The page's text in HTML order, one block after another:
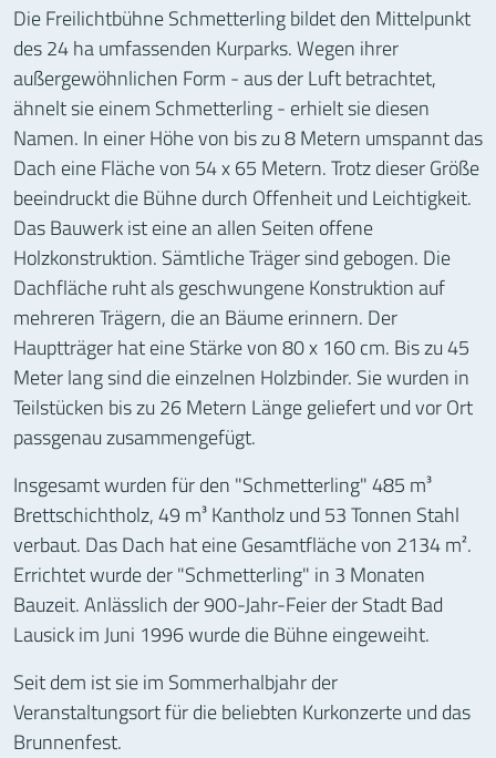
Die Freilichtbühne Schmetterling bildet den Mittelpunkt
des 24 ha umfassenden Kurparks. Wegen ihrer
außergewöhnlichen Form - aus der Luft betrachtet,
ähnelt sie einem Schmetterling - erhielt sie diesen
Namen. In einer Höhe von bis zu 8 Metern umspannt das
Dach eine Fläche von 54 x 65 Metern. Trotz dieser Größe
beeindruckt die Bühne durch Offenheit und Leichtigkeit.
Das Bauwerk ist eine an allen Seiten offene
Holzkonstruktion. Sämtliche Träger sind gebogen. Die
Dachfläche ruht als geschwungene Konstruktion auf
mehreren Trägern, die an Bäume erinnern. Der
Hauptträger hat eine Stärke von 80 x 160 cm. Bis zu 45
Meter lang sind die einzelnen Holzbinder. Sie wurden in
Teilstücken bis zu 26 Metern Länge geliefert und vor Ort
passgenau zusammengefügt.
Insgesamt wurden für den "Schmetterling" 485 m³
Brettschichtholz, 49 m³ Kantholz und 53 Tonnen Stahl
verbaut. Das Dach hat eine Gesamtfläche von 2134 m².
Errichtet wurde der "Schmetterling" in 3 Monaten
Bauzeit. Anlässlich der 900-Jahr-Feier der Stadt Bad
Lausick im Juni 1996 wurde die Bühne eingeweiht.
Seit dem ist sie im Sommerhalbjahr der
Veranstaltungsort für die beliebten Kurkonzerte und das
Brunnenfest.